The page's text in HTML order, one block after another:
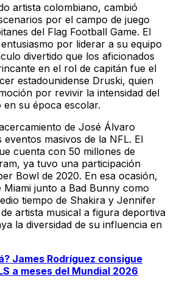
artista colombiano, cambió
por el campo de juego
del Flag Football Game. El
por liderar a su equipo
divertido que los aficionados
en el rol de capitán fue el
estadounidense Druski, quien
por revivir la intensidad del
su época escolar.
de José Álvaro
masivos de la NFL. El
cuenta con 50 millones de
ya tuvo una participación
Bowl de 2020. En esa ocasión,
Miami junto a Bad Bunny como
tiempo de Shakira y Jennifer
artista musical a figura deportiva
la diversidad de su influencia en
James Rodríguez consigue
a meses del Mundial 2026